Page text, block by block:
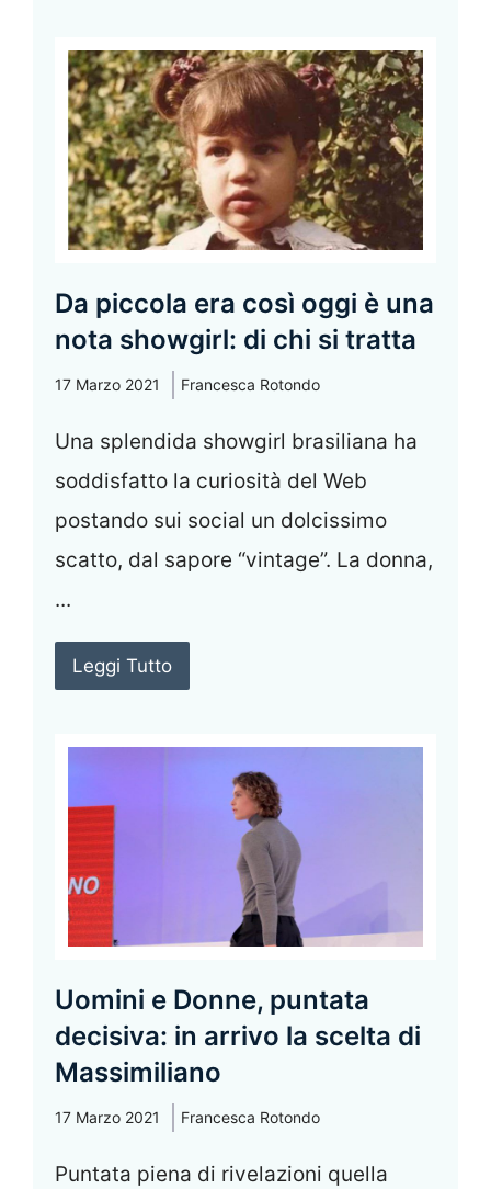
Da piccola era così oggi è una
nota showgirl: di chi si tratta
17 Marzo 2021 Francesca Rotondo
Una splendida showgirl brasiliana ha
soddisfatto la curiosità del Web
postando sui social un dolcissimo
scatto, dal sapore “vintage”. La donna,
...
Leggi Tutto
Uomini e Donne, puntata
decisiva: in arrivo la scelta di
Massimiliano
17 Marzo 2021 Francesca Rotondo
Puntata piena di rivelazioni quella